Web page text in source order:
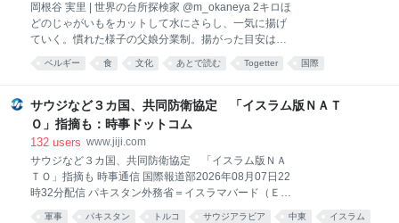
になっていると指摘する。 国営サウジ通信およびパキ
スタン外務省が公表した共同声明の中で、3か国は
「メッカ共同防衛協定」に署名したと発表。 「集団安
全保障を一層強化し、中東およびそれを超えた平和、
国いずれかに対す
な」とか答えるんだろうな
岡根谷 実里 | 世界の台所探検家 @m_okaneya 2キロほ
どのじゃがいもをカットして水にさらし、一気に揚げ
ていく。慣れた様子の父娘分業制。揚がった目安は音
で分かる。 「揚げ油は牛脂、二度揚げでカリッとさせ
るのが正統派。うちは健康と片付けの簡単さのために
るのほどキメキメのカリカリに→
pic.x.com/eYTAKiZ04F 2026-08-06 15:06:44 岡根谷 実
里 | 世界の台所探検家 @m_okaneya うまいのではな
が6人で食べ切っていた。 フライドポテトは、ファス
トフードとして世界に普及した。しかしベルギー家庭
に根付くフリッツ文化を見ていると、分かりやすいう
まさとやみつきの追求ではない、生活の匂いといたわ
ベルギー 食 文化 あとで読む Togetter 国際
サウジなど３カ国、共同防衛協定 「イスラム版ＮＡＴ
Ｏ」指摘も：時事ドットコム
132 users www.jiji.com
サウジなど３カ国、共同防衛協定 「イスラム版ＮＡ
ＴＯ」指摘も 時事通信 国際報道部2026年08月07日22
時32分配信 パキスタン外務省＝イスラマバード（ＥＰ
Ａ時事） 【ニューデリー時事】サウジアラビアとパキ
軍事 パキスタン トルコ サウジアラビア 中東 イスラム